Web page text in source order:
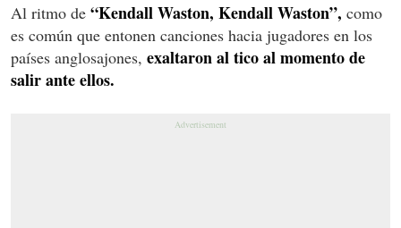
Al ritmo de “Kendall Waston, Kendall Waston”, como
es común que entonen canciones hacia jugadores en los
países anglosajones, exaltaron al tico al momento de
salir ante ellos.